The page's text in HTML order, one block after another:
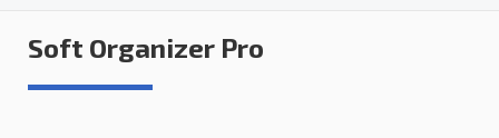
Soft Organizer Pro